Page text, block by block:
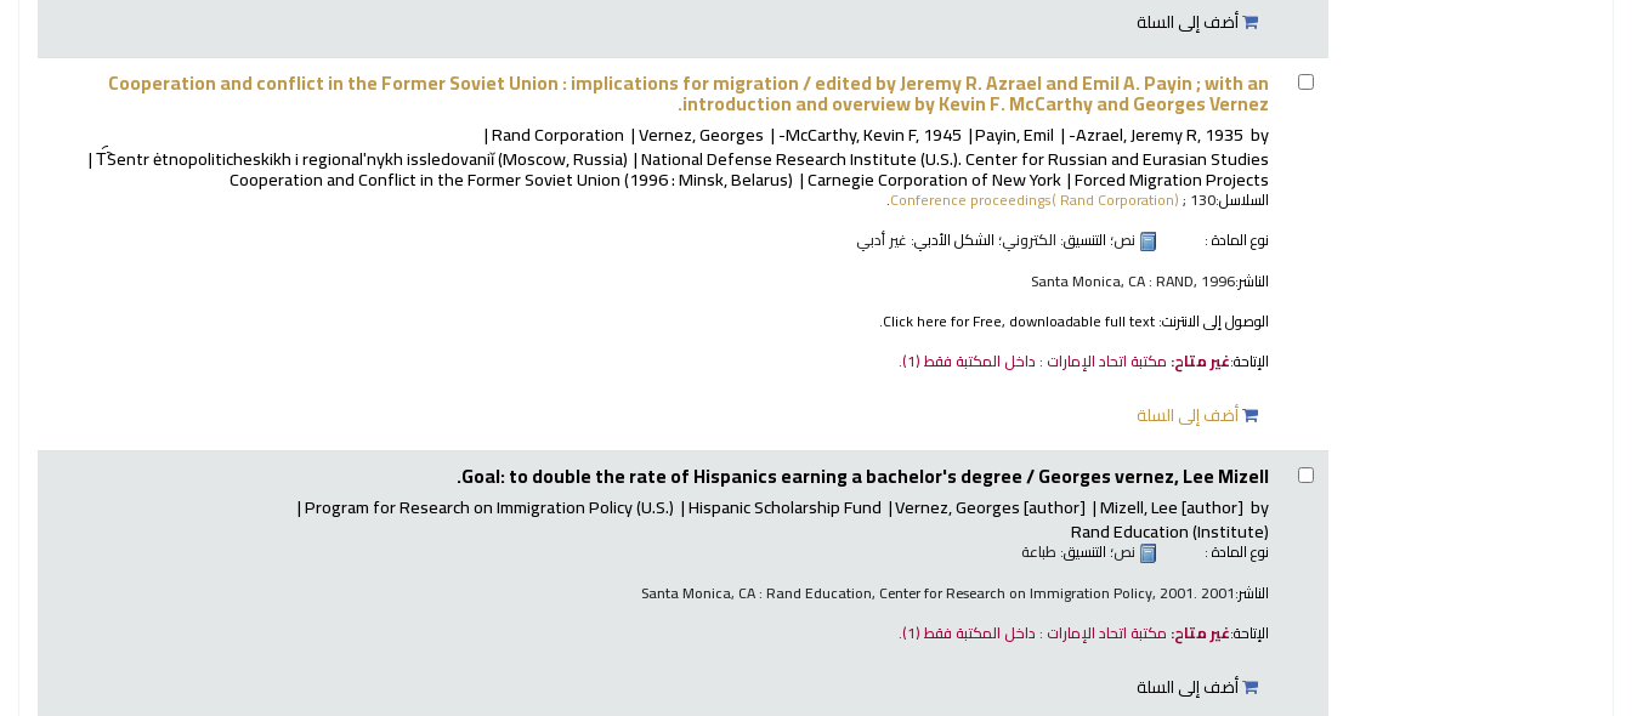
أضف إلى السلة
Cooperation and conflict in the Former Soviet Union : implications for migration /edited by Jeremy R. Azrael and Emil A. Payin ; with an
introduction and overview by Kevin F. McCarthy and Georges Vernez.
by
Azrael, Jeremy R, 1935-
Payin, Emil
McCarthy, Kevin F, 1945-
Vernez, Georges
Rand Corporation
National Defense Research Institute (U.S.). Center for Russian and Eurasian Studies
T︠︡Sentr ėtnopoliticheskikh i regionalʹnykh issledovaniĭ (Moscow, Russia)
Forced Migration Projects
Carnegie Corporation of New York
Cooperation and Conflict in the Former Soviet Union(1996 : Minsk, Belarus)
السلاسل: Conference proceedings( Rand Corporation); 130.
نوع المادة :
نص؛ التنسيق: الكتروني؛ الشكل الأدبي: غير أدبي
الناشر:Santa Monica, CA : RAND, 1996
الوصول إلى الانترنت:Click here for Free, downloadable full text.
الإتاحة:غير متاح: مكتبة اتحاد الإمارات : داخل المكتبة فقط(1).
أضف إلى السلة
Goal: to double the rate of Hispanics earning a bachelor's degree /Georges vernez, Lee Mizell.
by
Mizell, Lee[author]
Vernez, Georges[author]
Hispanic Scholarship Fund
Program for Research on Immigration Policy (U.S.)
Rand Education (Institute)
نوع المادة : نص؛ التنسيق: طباعة
الناشر:Santa Monica, CA : Rand Education, Center for Research on Immigration Policy, 2001. 2001
الإتاحة:غير متاح: مكتبة اتحاد الإمارات : داخل المكتبة فقط(1).
أضف إلى السلة